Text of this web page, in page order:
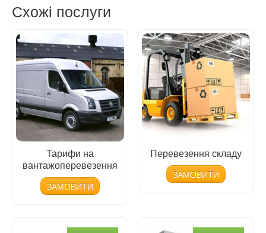
Схожі послуги
Тарифи на
вантажоперевезення
ЗАМОВИТИ
Перевезення складу
ЗАМОВИТИ